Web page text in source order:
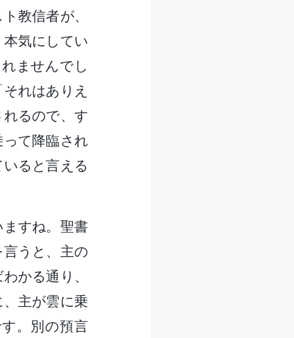
教信者が、
気にしてい
ませんでし
れはありえ
るので、す
て降臨され
ると言える
すね。聖書
うと、主の
かる通り、
主が雲に乗
。別の預言